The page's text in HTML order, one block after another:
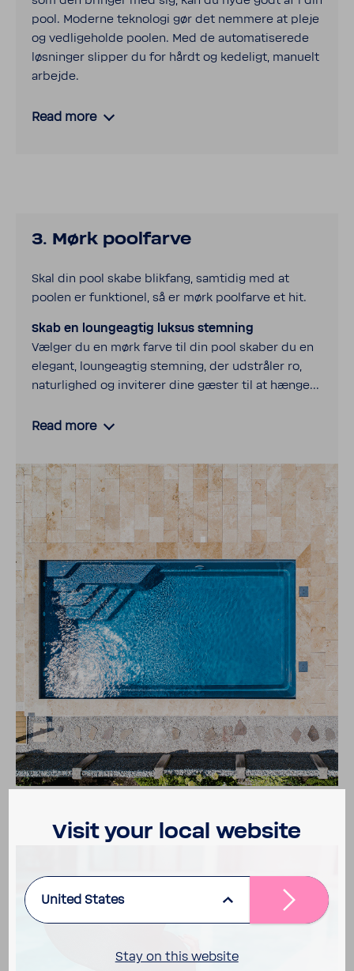
pool. Moderne tekno­logi gør det nemmere at pleje
og vedli­ge­holde poolen. Med de auto­ma­ti­se­rede
løsninger slipper du for hårdt og kede­ligt, manuelt
arbejde.
Read more
3. Mørk pool­farve
Skal din pool skabe blik­fang, samtidig med at
poolen er funk­tionel, så er mørk pool­farve et hit.
Skab en loungeagtig luksus stemning
Vælger du en mørk farve til din pool skaber du en
elegant, loungeagtig stemning, der udstråler ro,
naturlighed og inviterer dine gæster til at hænge...
Read more
Visit your local website
United States
Stay on this website